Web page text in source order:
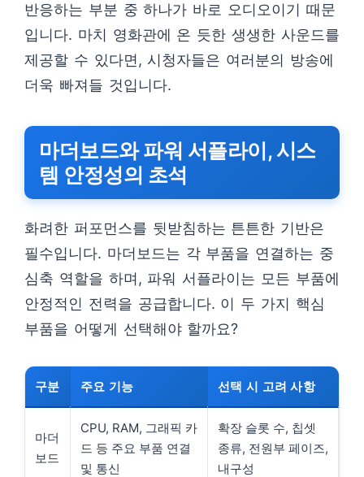
반응하는 부분 중 하나가 바로 오디오이기 때문
입니다. 마치 영화관에 온 듯한 생생한 사운드를
제공할 수 있다면, 시청자들은 여러분의 방송에
더욱 빠져들 것입니다.
마더보드와 파워 서플라이, 시스
템 안정성의 초석
화려한 퍼포먼스를 뒷받침하는 튼튼한 기반은
필수입니다. 마더보드는 각 부품을 연결하는 중
심축 역할을 하며, 파워 서플라이는 모든 부품에
안정적인 전력을 공급합니다. 이 두 가지 핵심
부품을 어떻게 선택해야 할까요?
구분 주요 기능 선택 시 고려 사항
마더
보드
CPU, RAM, 그래픽 카
드 등 주요 부품 연결
및 통신
확장 슬롯 수, 칩셋
종류, 전원부 페이즈,
내구성